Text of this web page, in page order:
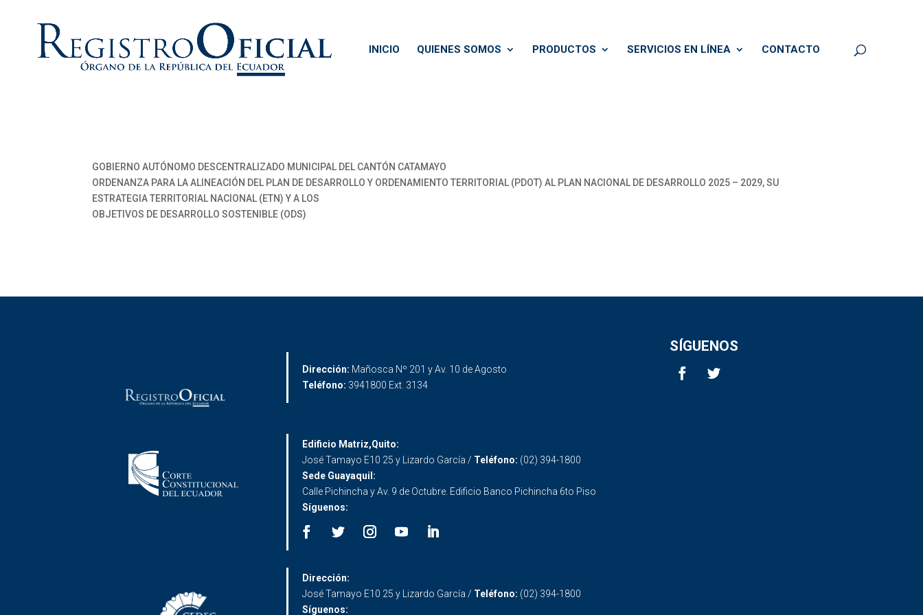
INICIO QUIENES SOMOS PRODUCTOS SERVICIOS EN LÍNEA CONTACTO
GOBIERNO AUTÓNOMO DESCENTRALIZADO MUNICIPAL DEL CANTÓN CATAMAYO
ORDENANZA PARA LA ALINEACIÓN DEL PLAN DE DESARROLLO Y ORDENAMIENTO TERRITORIAL (PDOT) AL PLAN NACIONAL DE DESARROLLO 2025 – 2029, SU
ESTRATEGIA TERRITORIAL NACIONAL (ETN) Y A LOS
OBJETIVOS DE DESARROLLO SOSTENIBLE (ODS)
Dirección: Mañosca Nº 201 y Av. 10 de Agosto
Teléfono: 3941800 Ext. 3134
SÍGUENOS
Edificio Matriz,Quito:
José Tamayo E10 25 y Lizardo García / Teléfono: (02) 394-1800
Sede Guayaquil:
Calle Pichincha y Av. 9 de Octubre. Edificio Banco Pichincha 6to Piso
Síguenos:
Dirección:
José Tamayo E10 25 y Lizardo García / Teléfono: (02) 394-1800
Síguenos: